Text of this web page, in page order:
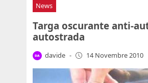
News
Targa oscurante anti-
autostrada
davide - 14 Novembre 2010